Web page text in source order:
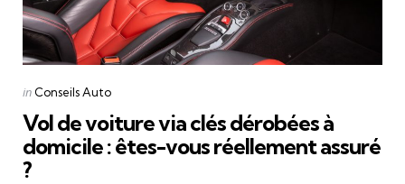
Categories
Posted
in Conseils Auto
Vol de voiture via clés dérobées à
domicile : êtes-vous réellement assuré
?